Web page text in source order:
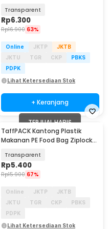
Transparent
Rp6.300
Rp16.900 63%
Online JKTP
JKTB
JKTU
TGR CKP
PBKS
PDPK
Lihat Ketersediaan Stok
+ Keranjang
TERJUAL HABIS
TaffPACK Kantong Plastik
Makanan PE Food Bag Ziplock
Transparent
Rp5.400
Rp15.900 67%
Online JKTP
JKTB
JKTU
TGR CKP
PBKS
PDPK
Lihat Ketersediaan Stok